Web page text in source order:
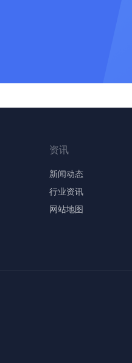
资讯
新闻动态
行业资讯
网站地图